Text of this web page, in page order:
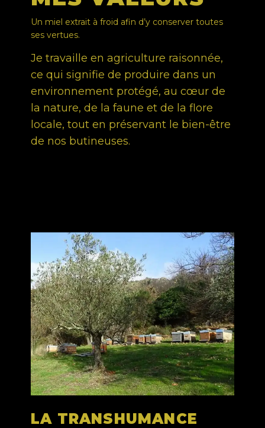
Un miel extrait à froid afin d’y conserver toutes
ses vertues.
Je travaille en agriculture raisonnée,
ce qui signifie de produire dans un
environnement protégé, au cœur de
la nature, de la faune et de la flore
locale, tout en préservant le bien-être
de nos butineuses.
LA TRANSHUMANCE